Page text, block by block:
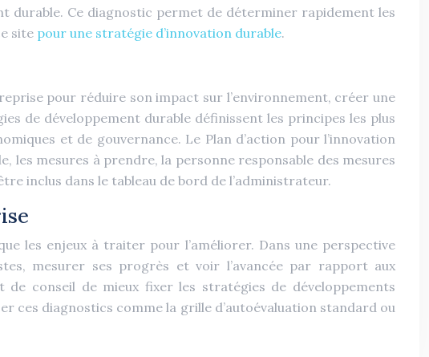
durable. Ce diagnostic permet de déterminer rapidement les
site pour une stratégie d’innovation durable.
pour réduire son impact sur l’environnement, créer une
de développement durable définissent les principes les plus
et de gouvernance. Le Plan d’action pour l’innovation
les mesures à prendre, la personne responsable des mesures
inclus dans le tableau de bord de l’administrateur.
les enjeux à traiter pour l’améliorer. Dans une perspective
mesurer ses progrès et voir l’avancée par rapport aux
conseil de mieux fixer les stratégies de développements
ces diagnostics comme la grille d’autoévaluation standard ou